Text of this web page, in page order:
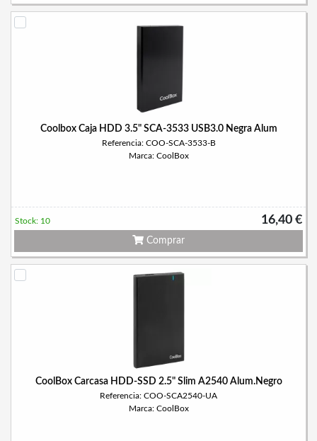
Coolbox Caja HDD 3.5" SCA-3533 USB3.0 Negra Alum
Referencia: COO-SCA-3533-B
Marca: CoolBox
16,40 €
Stock: 10
Comprar
CoolBox Carcasa HDD-SSD 2.5" Slim A2540 Alum.Negro
Referencia: COO-SCA2540-UA
Marca: CoolBox